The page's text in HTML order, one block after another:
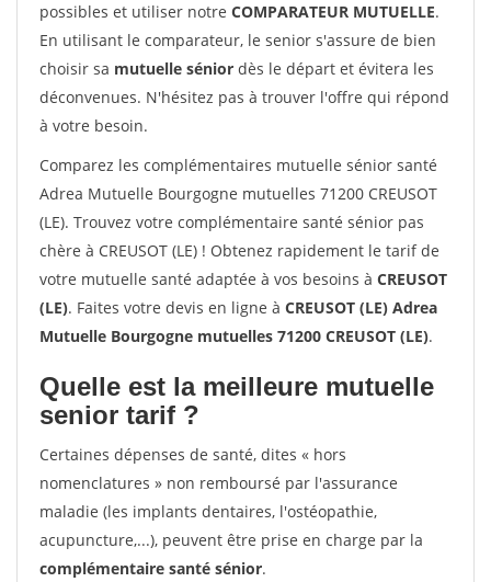
possibles et utiliser notre COMPARATEUR MUTUELLE.
En utilisant le comparateur, le senior s'assure de bien
choisir sa mutuelle sénior dès le départ et évitera les
déconvenues. N'hésitez pas à trouver l'offre qui répond
à votre besoin.
Comparez les complémentaires mutuelle sénior santé
Adrea Mutuelle Bourgogne mutuelles 71200 CREUSOT
(LE). Trouvez votre complémentaire santé sénior pas
chère à CREUSOT (LE) ! Obtenez rapidement le tarif de
votre mutuelle santé adaptée à vos besoins à CREUSOT
(LE). Faites votre devis en ligne à CREUSOT (LE) Adrea
Mutuelle Bourgogne mutuelles 71200 CREUSOT (LE).
Quelle est la meilleure mutuelle
senior tarif ?
Certaines dépenses de santé, dites « hors
nomenclatures » non remboursé par l'assurance
maladie (les implants dentaires, l'ostéopathie,
acupuncture,...), peuvent être prise en charge par la
complémentaire santé sénior.